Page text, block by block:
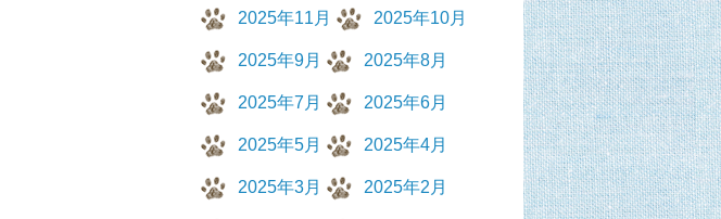
2025年11月 2025年10月
2025年9月 2025年8月
2025年7月 2025年6月
2025年5月 2025年4月
2025年3月 2025年2月